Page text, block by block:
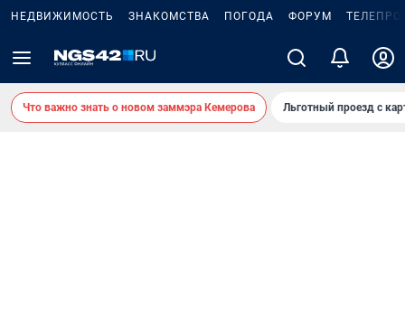
НЕДВИЖИМОСТЬ ЗНАКОМСТВА ПОГОДА ФОРУМ
Что важно знать о новом заммэра Кемерова Льготный проезд с